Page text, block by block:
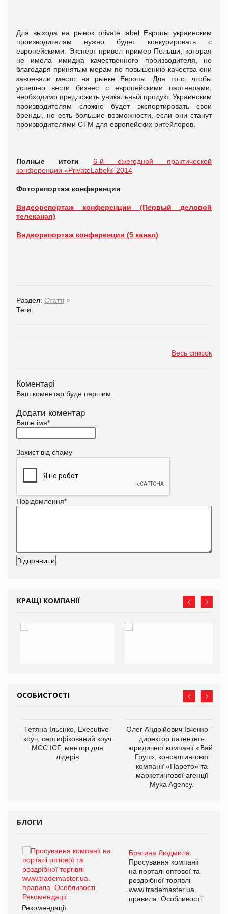
Для выхода на рынок private label Европы украинским
производителям нужно будет конкурировать с
европейскими. Эксперт привел пример Польши, которая
не имела имиджа качественного производителя, но
благодаря принятым мерам по повышению качества они
завоевали место на рынке Европы. Для того, чтобы
успешно вести бизнес с европейскими партнерами,
необходимо предложить уникальный продукт. Украинским
производителям сложно будет экспортировать свои
бренды, но есть большие возможности, если они станут
производителями СТМ для европейских ритейлеров.
Полные итоги
6-й ежегодной практической
конференции «PrivateLabel®-2014
Фоторепортаж конференции
Видеорепортаж конференции (Первый деловой
телеканал)
Видеорепортаж конференции (5 канал)
Раздел: Статті >
Теги:
Весь список
Коментарі
Ваш коментар буде першим.
Додати коментар
Ваше імя*
Захист від спаму
Повідомлення*
КРАЩІ КОМПАНІЇ
ОСОБИСТОСТІ
Тетяна Ільєнко, Executive-
коуч, сертифікований коуч
МСС ICF, ментор для
лідерів
Олег Андрійович Івченко —
директор патентно-
юридичної компанії «Вайз
Груп», консалтингової
компанії «Парето» та
маркетингової агенції
Myka Agency.
БЛОГИ
Брагина Людмила
Просування компанії
на порталі оптової та
роздрібної торгівлі
www.trademaster.ua.
правила. Особливості.
Рекомендації